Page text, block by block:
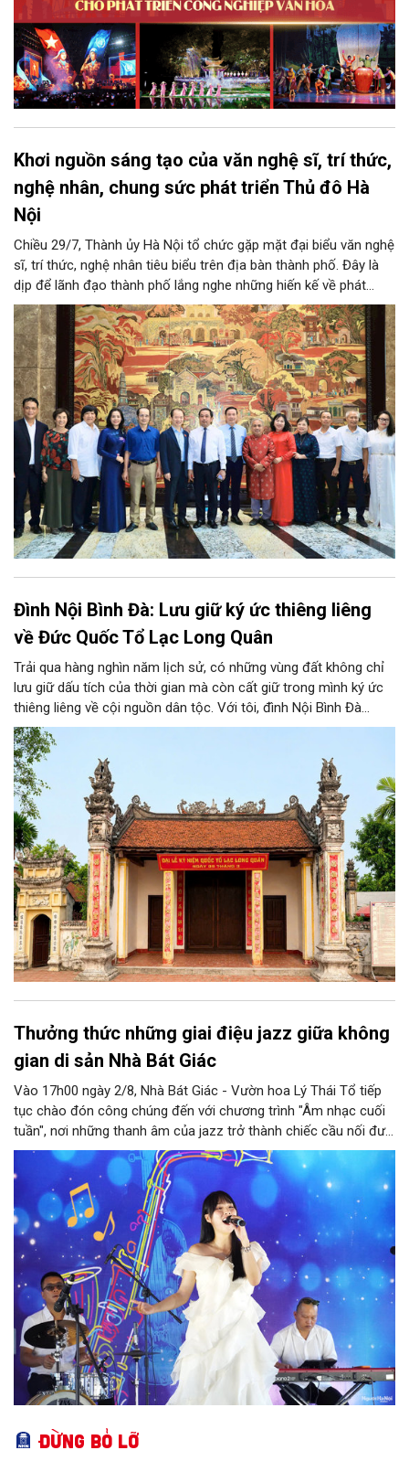
Khơi nguồn sáng tạo của văn nghệ sĩ, trí thức,
nghệ nhân, chung sức phát triển Thủ đô Hà
Nội
Chiều 29/7, Thành ủy Hà Nội tổ chức gặp mặt đại biểu văn nghệ
sĩ, trí thức, nghệ nhân tiêu biểu trên địa bàn thành phố. Đây là
dịp để lãnh đạo thành phố lắng nghe những hiến kế về phát
triển khoa học công nghệ, đổi mới sáng tạo, công nghiệp văn
hóa và phát huy nguồn lực con người, góp phần tạo động lực
mới cho sự phát triển nhanh, bền vững của Thủ đô.
Đình Nội Bình Đà: Lưu giữ ký ức thiêng liêng
về Đức Quốc Tổ Lạc Long Quân
Trải qua hàng nghìn năm lịch sử, có những vùng đất không chỉ
lưu giữ dấu tích của thời gian mà còn cất giữ trong mình ký ức
thiêng liêng về cội nguồn dân tộc. Với tôi, đình Nội Bình Đà
không chỉ là ngôi đình cổ của quê hương, mà còn gắn với tuổi
thơ, với những mùa lễ hội tháng ba âm lịch và với niềm tự hào
về vùng đất thờ Đức Quốc Tổ Lạc Long Quân, vị thủy tổ của
dân tộc Việt Nam.
Thưởng thức những giai điệu jazz giữa không
gian di sản Nhà Bát Giác
Vào 17h00 ngày 2/8, Nhà Bát Giác - Vườn hoa Lý Thái Tổ tiếp
tục chào đón công chúng đến với chương trình "Âm nhạc cuối
tuần", nơi những thanh âm của jazz trở thành chiếc cầu nối đưa
nhiều nền văn hóa gặp gỡ trong không gian di sản giữa lòng Thủ
đô. Từ những tác phẩm kinh điển của thế giới đến những giai
điệu Việt Nam đậm chất tự sự, chương trình mở ra một hành
trình thưởng thức âm nhạc đa tầng cảm xúc, góp phần bồi đắp
diện mạo văn hóa của Hà Nội - Thành phố sáng tạo.
Đừng bỏ lỡ